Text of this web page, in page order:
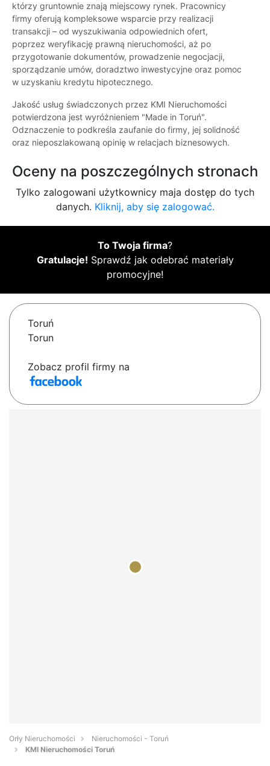
którzy gruntownie znają miejscowy rynek. Pracownicy
firmy oferują kompleksowe wsparcie przy realizacji
transakcji – od wyszukiwania odpowiednich ofert,
poprzez weryfikację prawną nieruchomości, aż po
przygotowanie dokumentów, prowadzenie negocjacji,
sporządzanie umów, doradztwo inwestycyjne oraz pomoc
w uzyskaniu kredytu hipotecznego.
Jakość usług świadczonych przez KMI Nieruchomości
potwierdzona jest wyróżnieniem "Made in Toruń".
Odznaczenie to podkreśla zaufanie do firmy, jej solidność
oraz nieposzlakowaną opinię w relacjach biznesowych.
Oceny na poszczególnych stronach
Tylko zalogowani użytkownicy maja dostęp do tych
danych. Kliknij, aby się zalogować.
To Twoja firma?
Gratulacje! Sprawdź jak odebrać materiały
promocyjne!
Toruń
Torun
Zobacz profil firmy na
Orły Nieruchomości
Nieruchomości - Toruń
KMI Nieruchomości Toruń